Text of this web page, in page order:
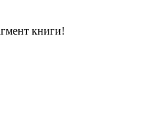
книги!